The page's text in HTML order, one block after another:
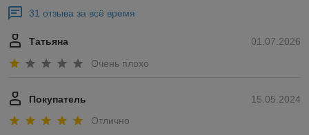
31 отзыва за всё время
01.07.2026
Татьяна
Очень плохо
15.05.2024
Покупатель
Отлично